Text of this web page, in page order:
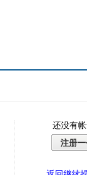
还没有帐
注册